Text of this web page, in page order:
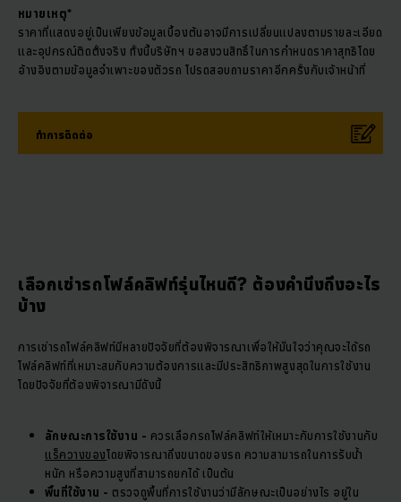
หมายเหตุ*
ราคาที่แสดงอยู่เป็นเพียงข้อมูลเบื้องต้นอาจมีการเปลี่ยนแปลงตามรายละเอียด
และอุปกรณ์ติดตั้งจริง ทั้งนี้บริษัทฯ ขอสงวนสิทธิ์ในการกำหนดราคาสุทธิโดย
อ้างอิงตามข้อมูลจำเพาะของตัวรถ โปรดสอบถามราคาอีกครั้งกับเจ้าหน้าที่
ทำการติดต่อ
เลือกเช่ารถโฟล์คลิฟท์รุ่นไหนดี? ต้องคำนึงถึงอะไร
บ้าง
การเช่ารถโฟล์คลิฟท์มีหลายปัจจัยที่ต้องพิจารณาเพื่อให้มั่นใจว่าคุณจะได้รถ
โฟล์คลิฟท์ที่เหมาะสมกับความต้องการและมีประสิทธิภาพสูงสุดในการใช้งาน
โดยปัจจัยที่ต้องพิจารณามีดังนี้
ลักษณะการใช้งาน - ควรเลือกรถโฟล์คลิฟท์ให้เหมาะกับการใช้งานกับ
แร็ควางของโดยพิจารณาถึงขนาดของรถ ความสามารถในการรับน้ำ
หนัก หรือความสูงที่สามารถยกได้ เป็นต้น
พื้นที่ใช้งาน - ตรวจดูพื้นที่การใช้งานว่ามีลักษณะเป็นอย่างไร อยู่ใน